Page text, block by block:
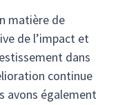
matière de
de l’impact et
dans
continue
avons également